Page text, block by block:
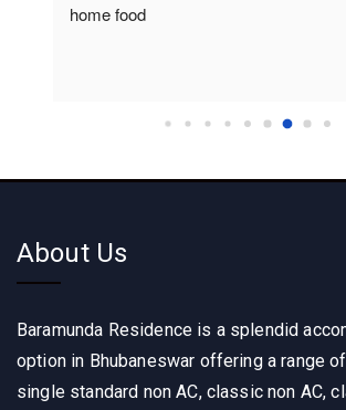
home food
About Us
Baramunda Residence is a splendid
option in Bhubaneswar offering a range
single standard non AC, classic non AC,